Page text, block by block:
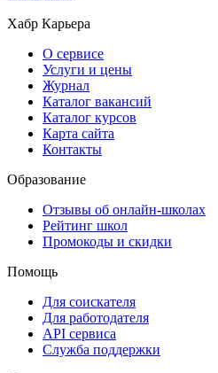
Хабр Карьера
О сервисе
Услуги и цены
Журнал
Каталог вакансий
Каталог курсов
Карта сайта
Контакты
Образование
Отзывы об онлайн-школах
Рейтинг школ
Промокоды и скидки
Помощь
Для соискателя
Для работодателя
API сервиса
Служба поддержки